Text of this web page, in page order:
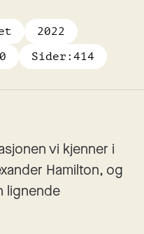
2022
Sider: 414
vi kjenner i
Hamilton, og
lignende